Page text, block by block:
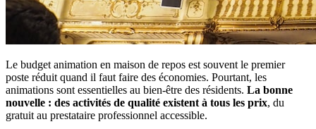
Le budget animation en maison de repos est souvent le premier
poste réduit quand il faut faire des économies. Pourtant, les
animations sont essentielles au bien-être des résidents. La bonne
nouvelle : des activités de qualité existent à tous les prix, du
gratuit au prestataire professionnel accessible.